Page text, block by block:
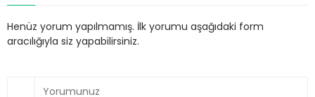
Henüz yorum yapılmamış. İlk yorumu aşağıdaki form
aracılığıyla siz yapabilirsiniz.